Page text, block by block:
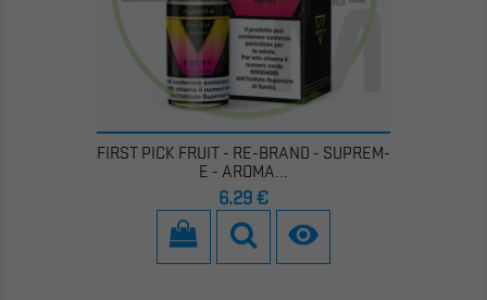
FIRST PICK FRUIT - RE-BRAND - SUPREM-
E - AROMA...
Prezzo
6,29 €
